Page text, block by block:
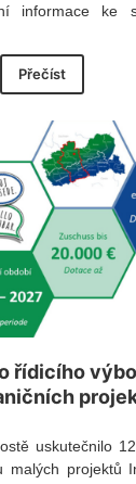
informace ke
Přečíst
řídicího
uskutečnilo
projektů